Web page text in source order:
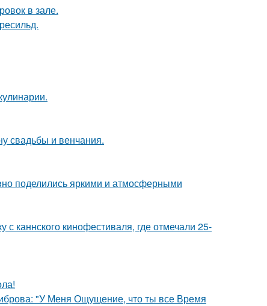
в зале.
свадьбы и венчания.
поделились яркими и атмосферными
с каннского кинофестиваля, где отмечали 25-
"У Меня Ощущение, что ты все Время